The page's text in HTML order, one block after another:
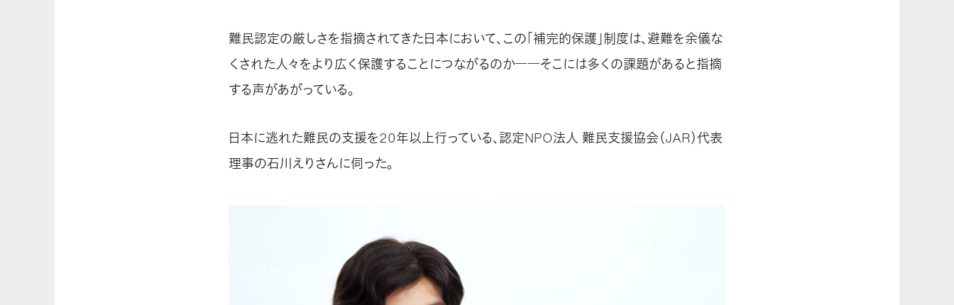
難民認定の厳しさを指摘されてきた日本において、この「補完的保護」制度は、避難を余儀な
くされた人々をより広く保護することにつながるのか――そこには多くの課題があると指摘
する声があがっている。
日本に逃れた難民の支援を20年以上行っている、認定NPO法人 難民支援協会（JAR）代表
理事の石川えりさんに伺った。